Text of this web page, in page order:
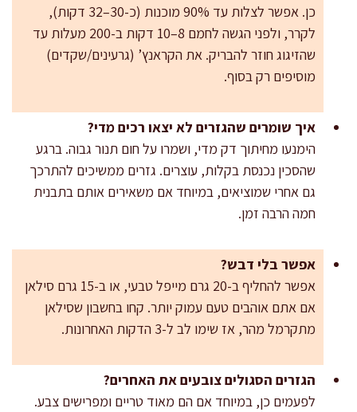
כן. אפשר לצלות עד 90% מוכנות (כ-30–32 דקות),
לקרר, ולפני הגשה לחמם 8–10 דקות ב-200 מעלות עד
שהזיגוג חוזר להבריק. את הקראנץ’ (גרעינים/שקדים)
מוסיפים רק בסוף.
איך שומרים שהגזרים לא יצאו רכים מדי?
הימנעו מחיתוך דק מדי, ושמרו על חום תנור גבוה. ברגע
שהסכין נכנסת בקלות, עוצרים. גזרים ממשיכים להתרכך
גם אחרי שמוציאים, במיוחד אם משאירים אותם בתבנית
חמה הרבה זמן.
אפשר בלי דבש?
אפשר להחליף ב-20 גרם מייפל טבעי, או ב-15 גרם סילאן
אם אתם אוהבים טעם עמוק יותר. קחו בחשבון שסילאן
מתקרמל מהר, אז שימו לב ל-3 הדקות האחרונות.
הגזרים הסגולים צובעים את האחרים?
לפעמים כן, במיוחד אם הם מאוד טריים ומפרישים צבע.